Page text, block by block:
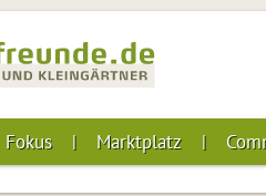
Marktplatz